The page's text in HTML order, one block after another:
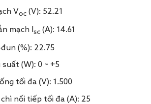
Voc(V): 52.21
mạch I sc(A): 14.61
(%): 22.75
(W): 0 ~ +5
tối đa (V): 1.500
nối tiếp tối đa (A): 25